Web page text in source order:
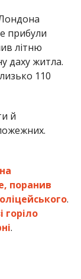
прибули
літню
даху житла.
110
й
на
поранив
.
горіло
.